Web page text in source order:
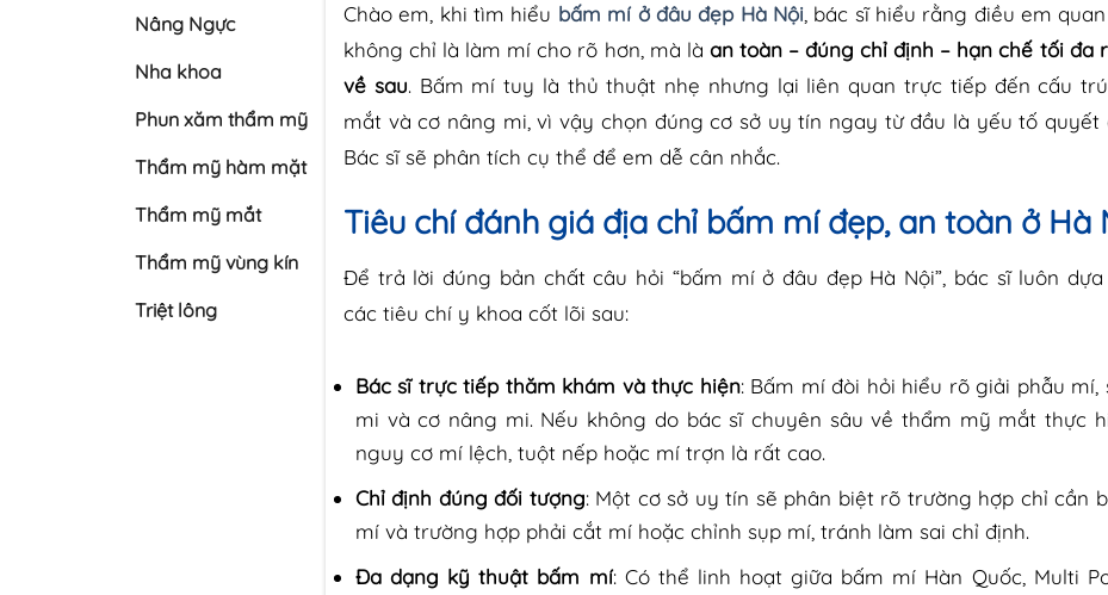
Nâng Ngực
Nha khoa
Phun xăm thẩm mỹ
Thẩm mỹ hàm mặt
Thẩm mỹ mắt
Thẩm mỹ vùng kín
Triệt lông
Chào em, khi tìm hiểu bấm mí ở đâu đẹp Hà Nội , bác sĩ hiểu rằng điều em
không chỉ là làm mí cho rõ hơn, mà là an toàn – đúng chỉ định – hạn chế tối đa
về sau. Bấm mí tuy là thủ thuật nhẹ nhưng lại liên quan trực tiếp đến cấu
mắt và cơ nâng mi, vì vậy chọn đúng cơ sở uy tín ngay từ đầu là yếu tố quyết
Bác sĩ sẽ phân tích cụ thể để em dễ cân nhắc.
Tiêu chí đánh giá địa chỉ bấm mí đẹp, an toàn ở Hà
Để trả lời đúng bản chất câu hỏi “bấm mí ở đâu đẹp Hà Nội”, bác sĩ luôn
các tiêu chí y khoa cốt lõi sau:
Bác sĩ trực tiếp thăm khám và thực hiện: Bấm mí đòi hỏi hiểu rõ giải phẫu mí,
mi và cơ nâng mi. Nếu không do bác sĩ chuyên sâu về thẩm mỹ mắt thực
nguy cơ mí lệch, tuột nếp hoặc mí trợn là rất cao.
Chỉ định đúng đối tượng: Một cơ sở uy tín sẽ phân biệt rõ trường hợp chỉ cần
mí và trường hợp phải cắt mí hoặc chỉnh sụp mí, tránh làm sai chỉ định.
Đa dạng kỹ thuật bấm mí: Có thể linh hoạt giữa bấm mí Hàn Quốc, Multi